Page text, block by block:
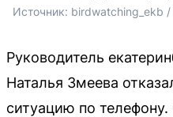
Источник: birdwatching_ekb /
Руководитель
Наталья Змеева
ситуацию по